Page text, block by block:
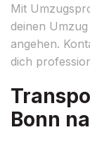
Mit
deinen
angehen.
dich
Bonn